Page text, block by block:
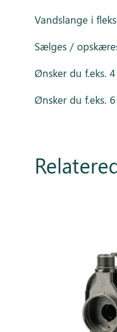
Vandslange i
Sælges /
Ønsker du f.eks.
Ønsker du f.eks.